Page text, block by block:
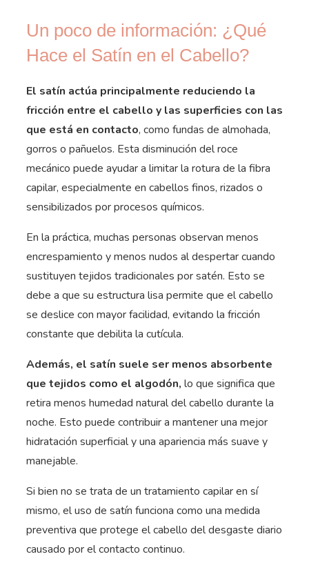
Un poco de información: ¿Qué
Hace el Satín en el Cabello?
El satín actúa principalmente reduciendo la
fricción entre el cabello y las superficies con las
que está en contacto, como fundas de almohada,
gorros o pañuelos. Esta disminución del roce
mecánico puede ayudar a limitar la rotura de la fibra
capilar, especialmente en cabellos finos, rizados o
sensibilizados por procesos químicos.
En la práctica, muchas personas observan menos
encrespamiento y menos nudos al despertar cuando
sustituyen tejidos tradicionales por satén. Esto se
debe a que su estructura lisa permite que el cabello
se deslice con mayor facilidad, evitando la fricción
constante que debilita la cutícula.
Además, el satín suele ser menos absorbente
que tejidos como el algodón, lo que significa que
retira menos humedad natural del cabello durante la
noche. Esto puede contribuir a mantener una mejor
hidratación superficial y una apariencia más suave y
manejable.
Si bien no se trata de un tratamiento capilar en sí
mismo, el uso de satín funciona como una medida
preventiva que protege el cabello del desgaste diario
causado por el contacto continuo.